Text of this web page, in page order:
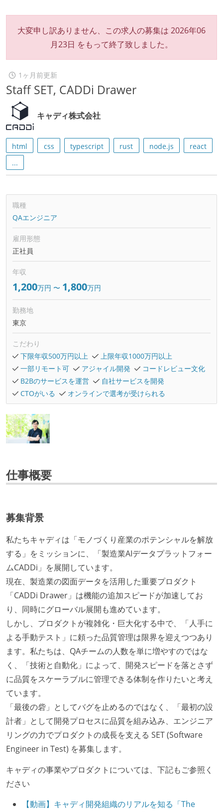
大変申し訳ありません、この求人の募集は 2026年06
月23日 をもって終了致しました。
1ヶ月前更新
Staff SET, CADDi Drawer
キャディ株式会社
html css typescript rust node.js
react
...
職種
QAエンジニア
雇用形態
正社員
年収
1,200万円 〜 1,800万円
勤務地
東京
こだわり
下限年収500万円以上
上限年収1000万円以上
一部リモート可
アジャイル開発
コードレビュー文化
B2Bのサービスを運営
自社サービスを開発
CTOがいる
オンラインで選考が受けられる
仕事概要
募集背景
私たちキャディは「モノづくり産業のポテンシャルを解放
する」をミッションに、「製造業AIデータプラットフォー
ムCADDi」を展開しています。
現在、製造業の図面データを活用した重要プロダクト
「CADDi Drawer」は機能の追加スピードが加速してお
り、同時にグローバル展開も進めています。
しかし、プロダクトが複雑化・巨大化する中で、「人手に
よる手動テスト」に頼った品質管理は限界を迎えつつあり
ます。私たちは、QAチームの人数を単に増やすのではな
く、「技術と自動化」によって、開発スピードを落とさず
に品質をスケーラブルに管理できる体制を作りたいと考え
ています。
「最後の砦」としてバグを止めるのではなく、「最初の設
計者」として開発プロセスに品質を組み込み、エンジニア
リングの力でプロダクトの成長を支える SET (Software
Engineer in Test) を募集します。
キャディの事業やプロダクトについては、下記もご参照く
ださい
【動画】キャディ開発組織のリアルを知る「The